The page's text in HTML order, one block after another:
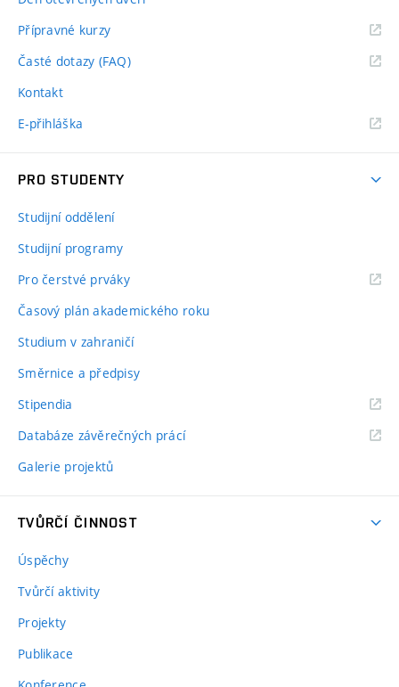
Přípravné kurzy
Časté dotazy (FAQ)
Kontakt
E-přihláška
PRO STUDENTY
Studijní oddělení
Studijní programy
Pro čerstvé prváky
Časový plán akademického roku
Studium v zahraničí
Směrnice a předpisy
Stipendia
Databáze závěrečných prácí
Galerie projektů
TVŮRČÍ ČINNOST
Úspěchy
Tvůrčí aktivity
Projekty
Publikace